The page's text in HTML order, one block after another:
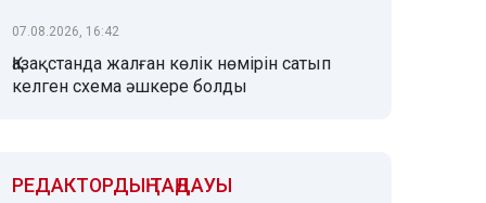
07.08.2026, 16:42
Қазақстанда жалған көлік нөмірін сатып
келген схема әшкере болды
РЕДАКТОРДЫҢ ТАҢДАУЫ